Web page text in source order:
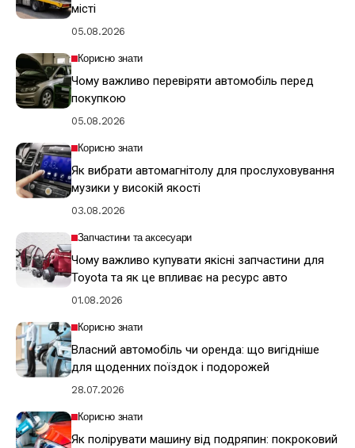
місті
05.08.2026
Корисно знати
Чому важливо перевіряти автомобіль перед
покупкою
05.08.2026
Корисно знати
Як вибрати автомагнітолу для прослуховування
музики у високій якості
03.08.2026
Запчастини та аксесуари
Чому важливо купувати якісні запчастини для
Toyota та як це впливає на ресурс авто
01.08.2026
Корисно знати
Власний автомобіль чи оренда: що вигідніше
для щоденних поїздок і подорожей
28.07.2026
Корисно знати
Як полірувати машину від подряпин: покроковий